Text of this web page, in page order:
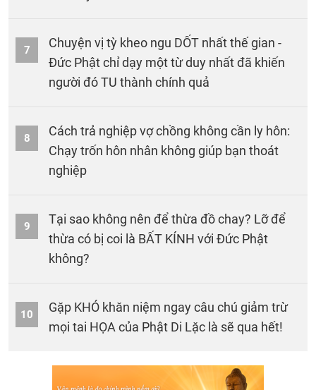
7
Chuyện vị tỳ kheo ngu DỐT nhất thế gian -
Đức Phật chỉ dạy một từ duy nhất đã khiến
người đó TU thành chính quả
8
Cách trả nghiệp vợ chồng không cần ly hôn:
Chạy trốn hôn nhân không giúp bạn thoát
nghiệp
9
Tại sao không nên để thừa đồ chay? Lỡ để
thừa có bị coi là BẤT KÍNH với Đức Phật
không?
10
Gặp KHÓ khăn niệm ngay câu chú giảm trừ
mọi tai HỌA của Phật Di Lặc là sẽ qua hết!